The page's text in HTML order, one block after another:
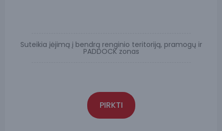
Suteikia įėjimą į bendrą renginio teritoriją, pramogų ir
PADDOCK zonas
PIRKTI